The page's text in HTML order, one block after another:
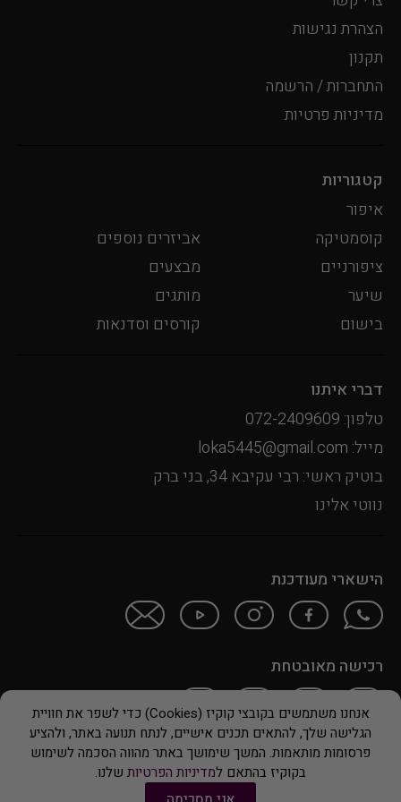
הצהרת נגישות
תקנון
התחברות / הרשמה
מדיניות פרטיות
קטגוריות
איפור
קוסמטיקה
ציפורניים
שיער
בישום
אביזרים נוספים
מבצעים
מותגים
קורסים וסדנאות
דברי איתנו
טלפון: 072-2409609
מייל: loka5445@gmail.com
בוטיק ראשי: רבי עקיבא 34, בני ברק
נווטי אלינו
הישארי מעודכנת
רכישה מאובטחת
© 2024 LOKA
אנחנו משתמשים בקובצי קוקיז (Cookies) כדי לשפר את חוויית
הגלישה שלך, להתאים תכנים אישיים, לנתח תנועה באתר, ולהציע
פרסומות מותאמות. המשך שימושך באתר מהווה הסכמה לשימוש
בקוקיז בהתאם למדיניות הפרטיות שלנו.